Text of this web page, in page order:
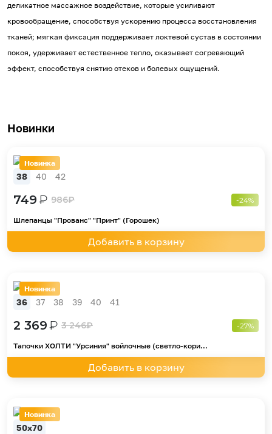
деликатное массажное воздействие, которые усиливают
кровообращение, способствуя ускорению процесса восстановления
тканей; мягкая фиксация поддерживает локтевой сустав в состоянии
покоя, удерживает естественное тепло, оказывает согревающий
эффект, способствуя снятию отеков и болевых ощущений.
Новинки
Новинка
38 40 42
749₽ 986₽ -24%
Шлепанцы "Прованс" "Принт" (Горошек)
Добавить в корзину
Новинка
36 37 38 39 40 41
2 369₽ 3 246₽ -27%
Тапочки ХОЛТИ "Урсиния" войлочные (светло-кори...
Добавить в корзину
Новинка
50х70